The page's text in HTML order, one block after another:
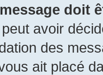
doit
peut avoir
des
ait placé